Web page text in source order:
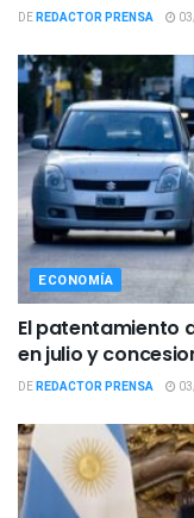
DEREDACTOR PRENSA
ECONOMÍA
El patentamiento
en julio y
DEREDACTOR PRENSA